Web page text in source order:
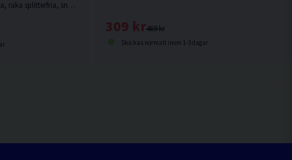
Av fullhärdat snabbstål. För fina, raka splitterfria, snabba, medelgrova till grova snitt i hårdare material som trä med spik, metall, aluminium och i
469 kr
309 kr
Skickas normalt inom 1-3 dagar